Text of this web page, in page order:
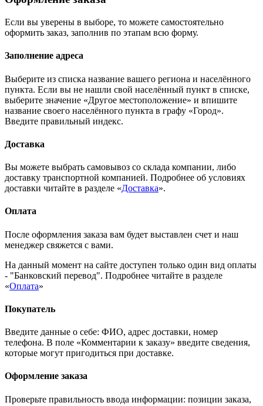
Если вы уверены в выборе, то можете самостоятельно
оформить заказ, заполнив по этапам всю форму.
Заполнение адреса
Выберите из списка название вашего региона и населённого
пункта. Если вы не нашли свой населённый пункт в списке,
выберите значение «Другое местоположение» и впишите
название своего населённого пункта в графу «Город».
Введите правильный индекс.
Доставка
Вы можете выбрать самовывоз со склада компании, либо
доставку транспортной компанией. Подробнее об условиях
доставки читайте в разделе «Доставка».
Оплата
После оформления заказа вам будет выставлен счет и наш
менеджер свяжется с вами.
На данный момент на сайте доступен только один вид оплаты
- "Банковский перевод". Подробнее читайте в разделе
«Оплата»
Покупатель
Введите данные о себе: ФИО, адрес доставки, номер
телефона. В поле «Комментарии к заказу» введите сведения,
которые могут пригодиться при доставке.
Оформление заказа
Проверьте правильность ввода информации: позиции заказа,